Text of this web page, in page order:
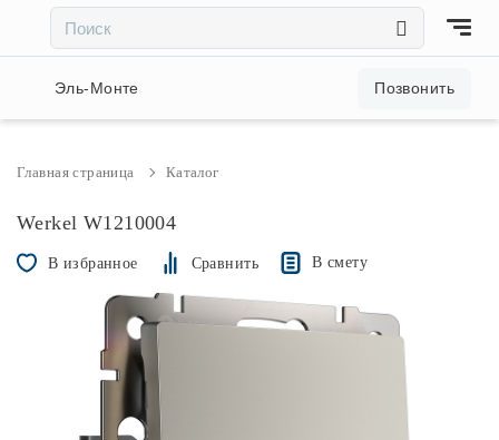
Акции и скидки
Светильники
Настольные лампы
Торшеры
Эль-Монте Позвонить
Главная страница Каталог
Werkel W1210004
В избранное Сравнить В смету
××